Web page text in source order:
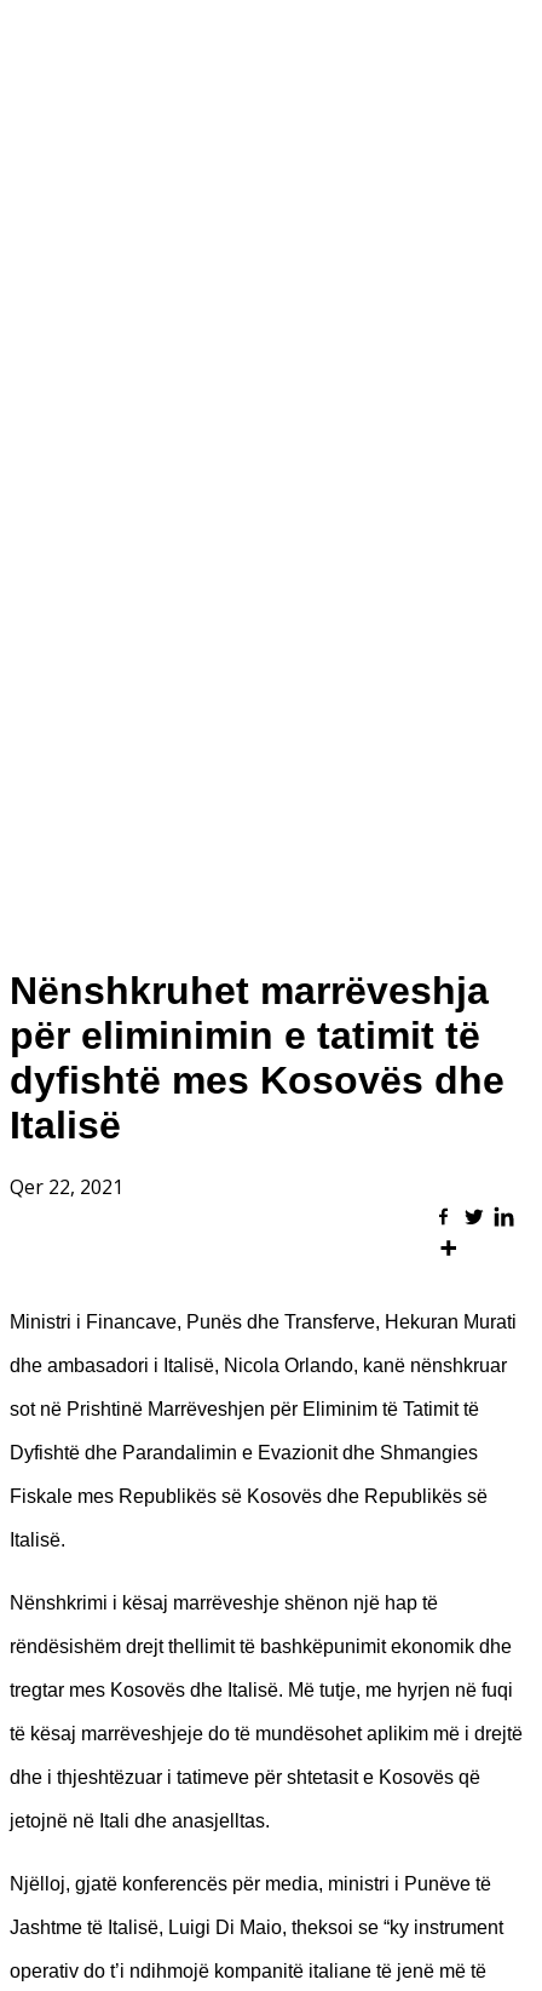
Nënshkruhet marrëveshja
për eliminimin e tatimit të
dyfishtë mes Kosovës dhe
Italisë
Qer 22, 2021
Ministri i Financave, Punës dhe Transferve, Hekuran Murati
dhe ambasadori i Italisë, Nicola Orlando, kanë nënshkruar
sot në Prishtinë Marrëveshjen për Eliminim të Tatimit të
Dyfishtë dhe Parandalimin e Evazionit dhe Shmangies
Fiskale mes Republikës së Kosovës dhe Republikës së
Italisë.
Nënshkrimi i kësaj marrëveshje shënon një hap të
rëndësishëm drejt thellimit të bashkëpunimit ekonomik dhe
tregtar mes Kosovës dhe Italisë. Më tutje, me hyrjen në fuqi
të kësaj marrëveshjeje do të mundësohet aplikim më i drejtë
dhe i thjeshtëzuar i tatimeve për shtetasit e Kosovës që
jetojnë në Itali dhe anasjelltas.
Njëlloj, gjatë konferencës për media, ministri i Punëve të
Jashtme të Italisë, Luigi Di Maio, theksoi se “ky instrument
operativ do t’i ndihmojë kompanitë italiane të jenë më të